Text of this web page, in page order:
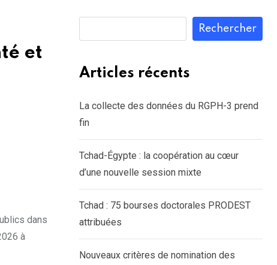
et
dans
à
Rechercher
Articles récents
La collecte des données du RGPH-3 prend
fin
Tchad-Égypte : la coopération au cœur
d’une nouvelle session mixte
Tchad : 75 bourses doctorales PRODEST
attribuées
Nouveaux critères de nomination des